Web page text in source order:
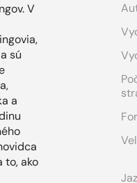
V
sú
a
to, ako